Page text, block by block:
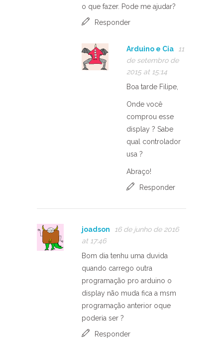
o que fazer. Pode me ajudar?
Responder
Arduino e Cia
11
de setembro de
2015 at 15:14
Boa tarde Filipe,
Onde você
comprou esse
display ? Sabe
qual controlador
usa ?
Abraço!
Responder
joadson
16 de junho de 2016
at 17:46
Bom dia tenhu uma duvida
quando carrego outra
programação pro arduino o
display não muda fica a msm
programação anterior oque
poderia ser ?
Responder